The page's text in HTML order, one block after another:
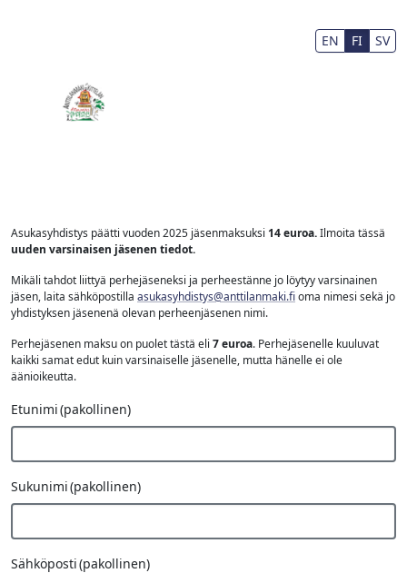
EN FI SV
Asukasyhdistys päätti vuoden 2025 jäsenmaksuksi 14 euroa.Ilmoita tässä
uuden varsinaisen jäsenen tiedot.
Mikäli tahdot liittyä perhejäseneksi ja perheestänne jo löytyy varsinainen
jäsen, laita sähköpostilla asukasyhdistys@anttilanmaki.fioma nimesi sekä jo
yhdistyksen jäsenenä olevan perheenjäsenen nimi.
Perhejäsenen maksu on puolet tästä eli 7 euroa. Perhejäsenelle kuuluvat
kaikki samat edut kuin varsinaiselle jäsenelle, mutta hänelle ei ole
äänioikeutta.
Etunimi(pakollinen)
Sukunimi(pakollinen)
Sähköposti(pakollinen)